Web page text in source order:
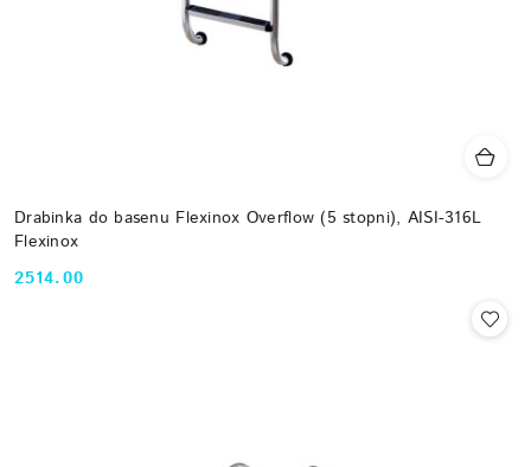
Drabinka do basenu Flexinox Overflow (5 stopni), AISI-316L
Flexinox
Cena:
2514.00